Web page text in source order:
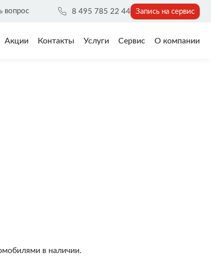
8 495 785 22 44 Запись на сервис
вопрос
Акции Контакты Услуги Сервис О компании
в наличии.